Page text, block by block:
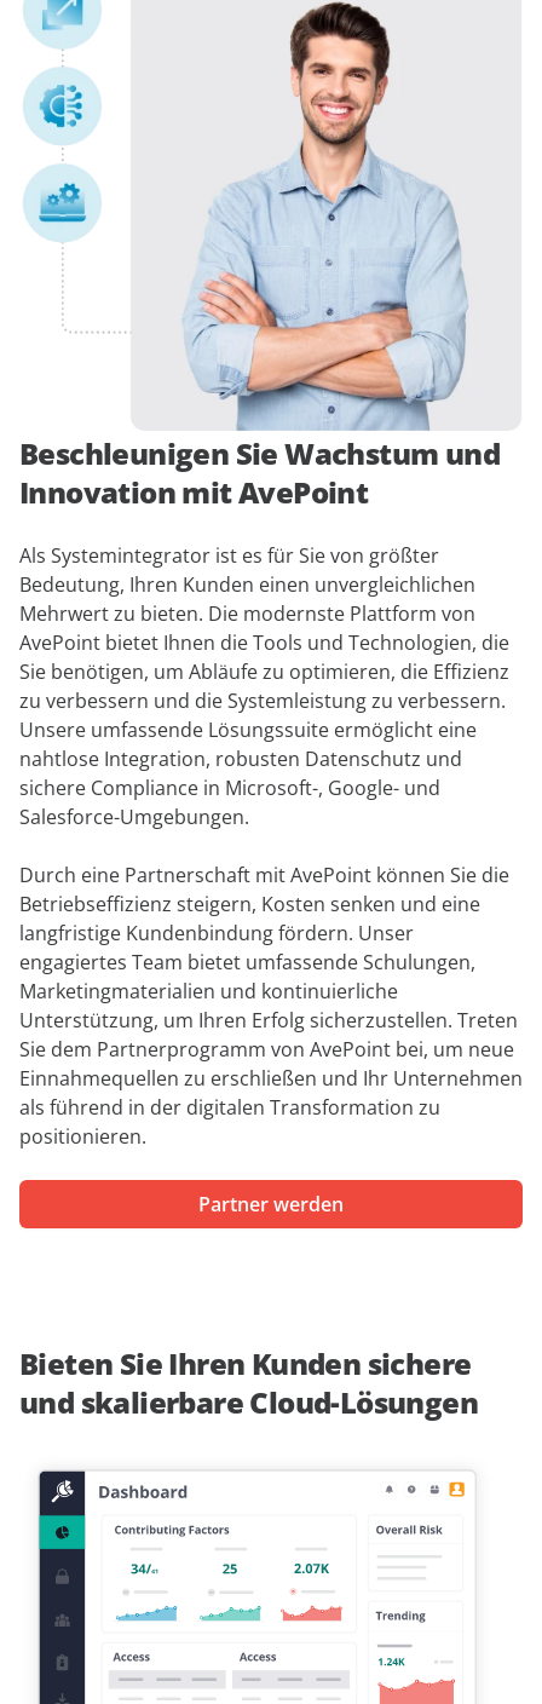
Beschleunigen Sie Wachstum und
Innovation mit AvePoint
Als Systemintegrator ist es für Sie von größter
Bedeutung, Ihren Kunden einen unvergleichlichen
Mehrwert zu bieten. Die modernste Plattform von
AvePoint bietet Ihnen die Tools und Technologien, die
Sie benötigen, um Abläufe zu optimieren, die Effizienz
zu verbessern und die Systemleistung zu verbessern.
Unsere umfassende Lösungssuite ermöglicht eine
nahtlose Integration, robusten Datenschutz und
sichere Compliance in Microsoft-, Google- und
Salesforce-Umgebungen.
Durch eine Partnerschaft mit AvePoint können Sie die
Betriebseffizienz steigern, Kosten senken und eine
langfristige Kundenbindung fördern. Unser
engagiertes Team bietet umfassende Schulungen,
Marketingmaterialien und kontinuierliche
Unterstützung, um Ihren Erfolg sicherzustellen. Treten
Sie dem Partnerprogramm von AvePoint bei, um neue
Einnahmequellen zu erschließen und Ihr Unternehmen
als führend in der digitalen Transformation zu
positionieren.
Partner werden
Bieten Sie Ihren Kunden sichere
und skalierbare Cloud-Lösungen